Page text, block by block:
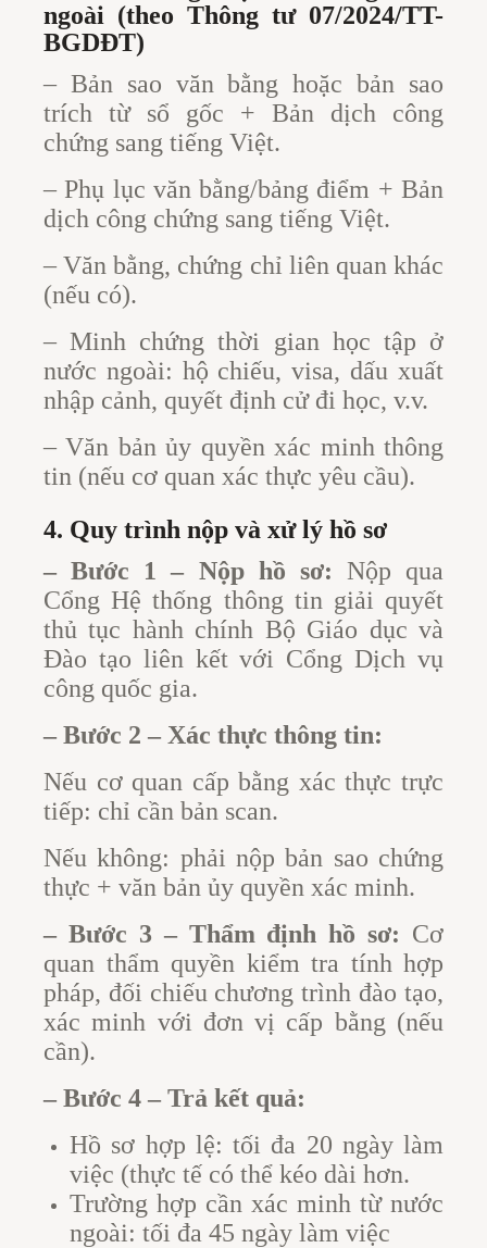
ngoài (theo Thông tư 07/2024/TT-
BGDĐT)
– Bản sao văn bằng hoặc bản sao
trích từ sổ gốc + Bản dịch công
chứng sang tiếng Việt.
– Phụ lục văn bằng/bảng điểm + Bản
dịch công chứng sang tiếng Việt.
– Văn bằng, chứng chỉ liên quan khác
(nếu có).
– Minh chứng thời gian học tập ở
nước ngoài: hộ chiếu, visa, dấu xuất
nhập cảnh, quyết định cử đi học, v.v.
– Văn bản ủy quyền xác minh thông
tin (nếu cơ quan xác thực yêu cầu).
4. Quy trình nộp và xử lý hồ sơ
– Bước 1 – Nộp hồ sơ: Nộp qua
Cổng Hệ thống thông tin giải quyết
thủ tục hành chính Bộ Giáo dục và
Đào tạo liên kết với Cổng Dịch vụ
công quốc gia.
– Bước 2 – Xác thực thông tin:
Nếu cơ quan cấp bằng xác thực trực
tiếp: chỉ cần bản scan.
Nếu không: phải nộp bản sao chứng
thực + văn bản ủy quyền xác minh.
– Bước 3 – Thẩm định hồ sơ: Cơ
quan thẩm quyền kiểm tra tính hợp
pháp, đối chiếu chương trình đào tạo,
xác minh với đơn vị cấp bằng (nếu
cần).
– Bước 4 – Trả kết quả:
Hồ sơ hợp lệ: tối đa 20 ngày làm
việc (thực tế có thể kéo dài hơn.
Trường hợp cần xác minh từ nước
ngoài: tối đa 45 ngày làm việc